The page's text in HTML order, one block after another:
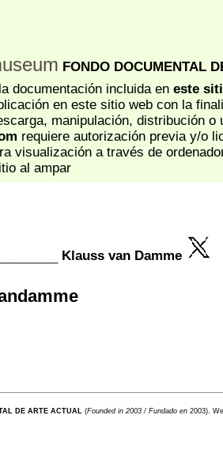
FONDO DOCUMENTAL
documentación incluida en este
en este sitio web con la
manipulación, distribución
requiere autorización previa y/o
visualización a través de
al ampar
Klauss van Damme
DE ARTE ACTUAL (Founded in 2003 / Fundado en 2003).